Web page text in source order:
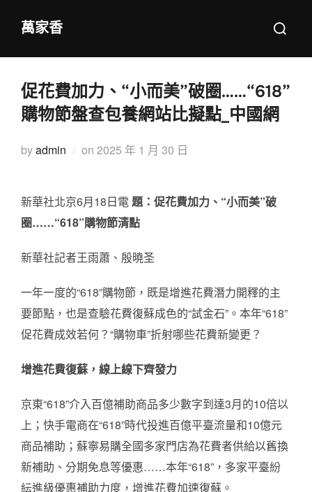
萬家香
Search
促花費加力、“小而美”破圈……“618”
購物節盤查包養網站比擬點_中國網
byadmin on Posted
2025 年 1 月 30 日
新華社北京6月18日電題：促花費加力、“小而美”破
圈……“618”購物節清點
新華社記者王雨蕭、殷曉圣
一年一度的“618”購物節，既是增進花費潛力開釋的主
要節點，也是查驗花費復蘇成色的“試金石”。本年“618”
促花費成效若何？“購物車”折射哪些花費新變更？
增進花費復蘇，線上線下齊發力
京東“618”介入百億補助商品多少數字到達3月的10倍以
上；快手電商在“618”時代投進百億平臺流量和10億元
商品補助；蘇寧易購全國多家門店為花費者供給以舊換
新補助、分期免息等優惠……本年“618”，多家平臺紛
紜進級優惠補助力度，增進花費加速復蘇。